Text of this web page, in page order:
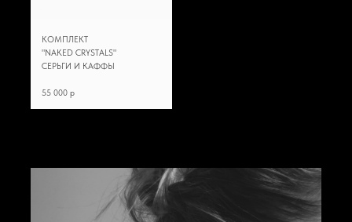
КОМПЛЕКТ
"NAKED CRYSTALS"
СЕРЬГИ И КАФФЫ
55 000 p